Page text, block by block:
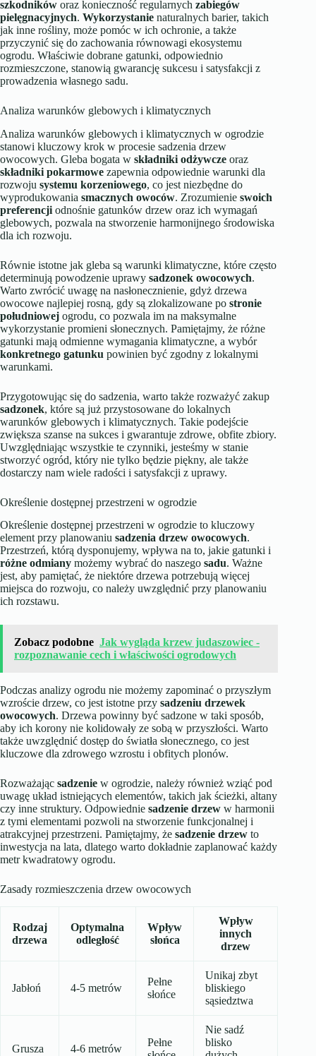
szkodników oraz konieczność regularnych zabiegów
pielęgnacyjnych. Wykorzystanie naturalnych barier, takich
jak inne rośliny, może pomóc w ich ochronie, a także
przyczynić się do zachowania równowagi ekosystemu
ogrodu. Właściwie dobrane gatunki, odpowiednio
rozmieszczone, stanowią gwarancję sukcesu i satysfakcji z
prowadzenia własnego sadu.
Analiza warunków glebowych i klimatycznych
Analiza warunków glebowych i klimatycznych w ogrodzie
stanowi kluczowy krok w procesie sadzenia drzew
owocowych. Gleba bogata w składniki odżywcze oraz
składniki pokarmowe zapewnia odpowiednie warunki dla
rozwoju systemu korzeniowego, co jest niezbędne do
wyprodukowania smacznych owoców. Zrozumienie swoich
preferencji odnośnie gatunków drzew oraz ich wymagań
glebowych, pozwala na stworzenie harmonijnego środowiska
dla ich rozwoju.
Równie istotne jak gleba są warunki klimatyczne, które często
determinują powodzenie uprawy sadzonek owocowych.
Warto zwrócić uwagę na nasłonecznienie, gdyż drzewa
owocowe najlepiej rosną, gdy są zlokalizowane po stronie
południowej ogrodu, co pozwala im na maksymalne
wykorzystanie promieni słonecznych. Pamiętajmy, że różne
gatunki mają odmienne wymagania klimatyczne, a wybór
konkretnego gatunku powinien być zgodny z lokalnymi
warunkami.
Przygotowując się do sadzenia, warto także rozważyć zakup
sadzonek, które są już przystosowane do lokalnych
warunków glebowych i klimatycznych. Takie podejście
zwiększa szanse na sukces i gwarantuje zdrowe, obfite zbiory.
Uwzględniając wszystkie te czynniki, jesteśmy w stanie
stworzyć ogród, który nie tylko będzie piękny, ale także
dostarczy nam wiele radości i satysfakcji z uprawy.
Określenie dostępnej przestrzeni w ogrodzie
Określenie dostępnej przestrzeni w ogrodzie to kluczowy
element przy planowaniu sadzenia drzew owocowych.
Przestrzeń, którą dysponujemy, wpływa na to, jakie gatunki i
różne odmiany możemy wybrać do naszego sadu. Ważne
jest, aby pamiętać, że niektóre drzewa potrzebują więcej
miejsca do rozwoju, co należy uwzględnić przy planowaniu
ich rozstawu.
Zobacz podobne Jak wygląda krzew judaszowiec -
rozpoznawanie cech i właściwości ogrodowych
Podczas analizy ogrodu nie możemy zapominać o przyszłym
wzroście drzew, co jest istotne przy sadzeniu drzewek
owocowych. Drzewa powinny być sadzone w taki sposób,
aby ich korony nie kolidowały ze sobą w przyszłości. Warto
także uwzględnić dostęp do światła słonecznego, co jest
kluczowe dla zdrowego wzrostu i obfitych plonów.
Rozważając sadzenie w ogrodzie, należy również wziąć pod
uwagę układ istniejących elementów, takich jak ścieżki, altany
czy inne struktury. Odpowiednie sadzenie drzew w harmonii
z tymi elementami pozwoli na stworzenie funkcjonalnej i
atrakcyjnej przestrzeni. Pamiętajmy, że sadzenie drzew to
inwestycja na lata, dlatego warto dokładnie zaplanować każdy
metr kwadratowy ogrodu.
Zasady rozmieszczenia drzew owocowych
Rodzaj
drzewa
Optymalna
odległość
Wpływ
słońca
Wpływ
innych
drzew
Jabłoń 4-5 metrów
Pełne
słońce
Unikaj zbyt
bliskiego
sąsiedztwa
Grusza 4-6 metrów
Pełne
Nie sadź
blisko